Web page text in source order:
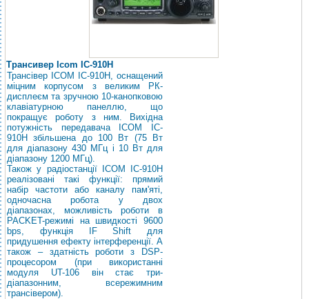
Трансивер Icom IC-910H
Трансівер ICOM IC-910H, оснащений
міцним корпусом з великим РК-
дисплеєм та зручною 10-канопковою
клавіатурною панеллю, що
покращує роботу з ним. Вихідна
потужність передавача ICOM IC-
910H збільшена до 100 Вт (75 Вт
для діапазону 430 МГц і 10 Вт для
діапазону 1200 МГц).
Також у радіостанції ICOM IC-910H
реалізовані такі функції: прямий
набір частоти або каналу пам'яті,
одночасна робота у двох
діапазонах, можливість роботи в
PACKET-режимі на швидкості 9600
bps, функція IF Shift для
придушення ефекту інтерференції. А
також – здатність роботи з DSP-
процесором (при використанні
модуля UT-106 він стає три-
діапазонним, всережимним
трансівером).